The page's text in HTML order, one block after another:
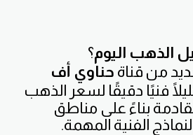
الذهب اليوم؟
من قناة حناوي أف
فنيًا دقيقًا لسعر الذهب
بناءً على مناطق
الفنية المهمة.